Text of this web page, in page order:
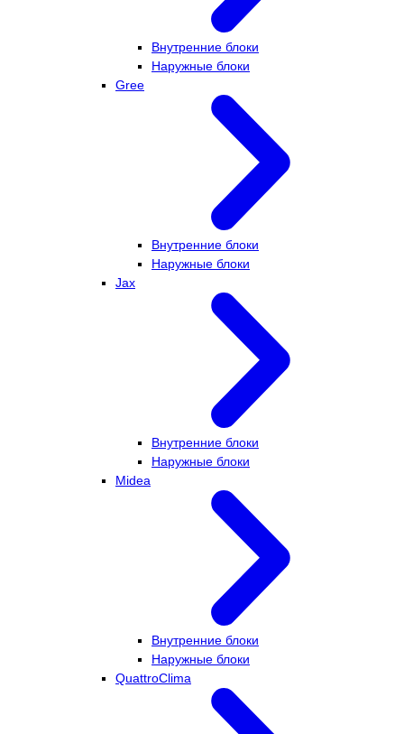
Внутренние блоки
Наружные блоки
Gree
Внутренние блоки
Наружные блоки
Jax
Внутренние блоки
Наружные блоки
Midea
Внутренние блоки
Наружные блоки
QuattroClima